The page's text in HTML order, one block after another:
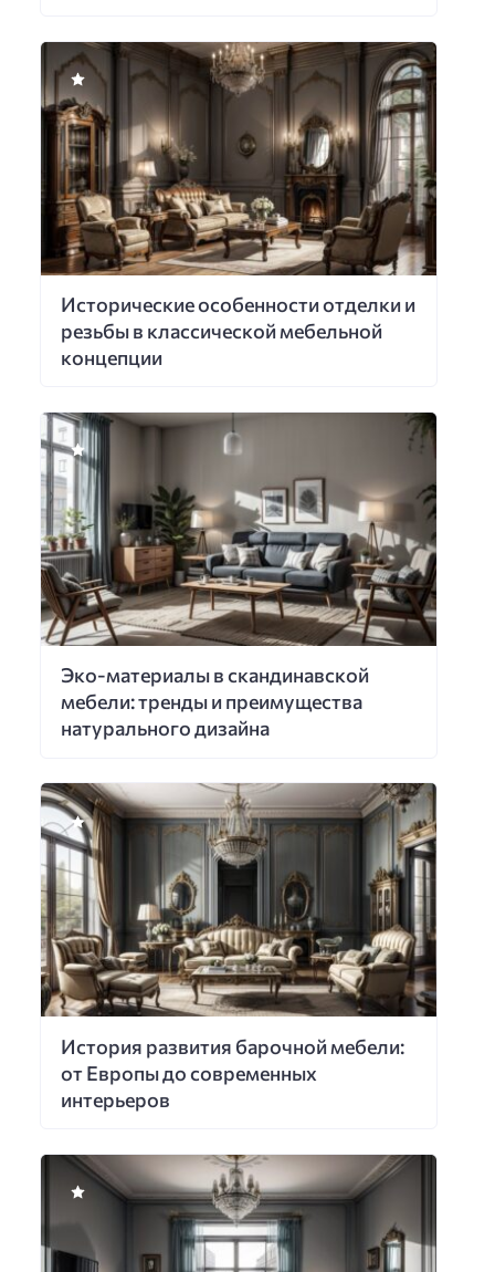
Исторические особенности отделки и
резьбы в классической мебельной
концепции
Эко-материалы в скандинавской
мебели: тренды и преимущества
натурального дизайна
История развития барочной мебели:
от Европы до современных
интерьеров